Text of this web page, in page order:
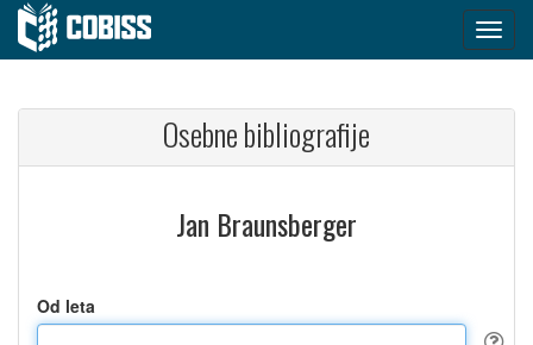
Osebne bibliografije
Jan Braunsberger
Od leta